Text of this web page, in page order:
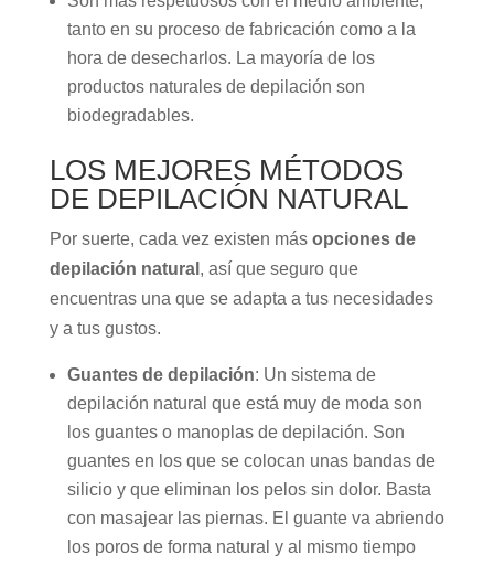
tanto en su proceso de fabricación como a la
hora de desecharlos. La mayoría de los
productos naturales de depilación son
biodegradables.
LOS MEJORES MÉTODOS
DE DEPILACIÓN NATURAL
Por suerte, cada vez existen más opciones de
depilación natural , así que seguro que
encuentras una que se adapta a tus necesidades
y a tus gustos.
Guantes de depilación: Un sistema de
depilación natural que está muy de moda son
los guantes o manoplas de depilación. Son
guantes en los que se colocan unas bandas de
silicio y que eliminan los pelos sin dolor. Basta
con masajear las piernas. El guante va abriendo
los poros de forma natural y al mismo tiempo